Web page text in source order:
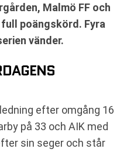
Malmö FF och
full poängskörd. Fyra
vänder.
efter omgång 16
på 33 och AIK med
sin seger och står